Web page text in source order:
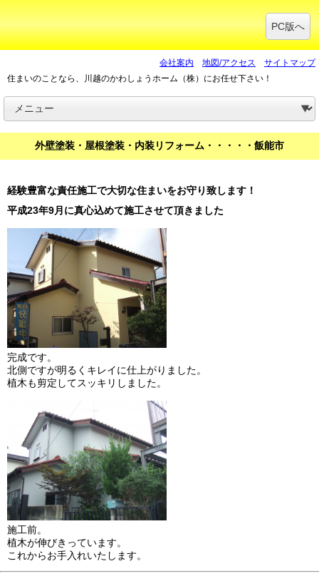
PC版へ
会社案内 地図/アクセス
サイトマップ
住まいのことなら、川越のかわしょうホーム（株）にお任せ下さい！
外壁塗装・屋根塗装・内装リフォーム・・・・・飯能市
経験豊富な責任施工で大切な住まいをお守り致します！
平成23年9月に真心込めて施工させて頂きました
完成です。
北側ですが明るくキレイに仕上がりました。
植木も剪定してスッキリしました。
施工前。
植木が伸びきっています。
これからお手入れいたします。